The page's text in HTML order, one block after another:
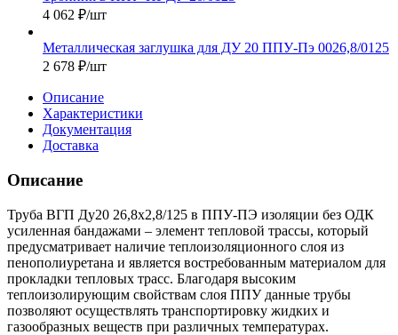
4 062 ₽/шт
Металлическая заглушка для ДУ 20 ППУ-Пэ 0026,8/0125
2 678 ₽/шт
Описание
Характеристики
Документация
Доставка
Описание
Труба ВГП Ду20 26,8х2,8/125 в ППУ-ПЭ изоляции без ОДК
усиленная бандажами – элемент тепловой трассы, который
предусматривает наличие теплоизоляционного слоя из
пенополиуретана и является востребованным материалом для
прокладки тепловых трасс. Благодаря высоким
теплоизолирующим свойствам слоя ППУ данные трубы
позволяют осуществлять транспортировку жидких и
газообразных веществ при различных температурах.